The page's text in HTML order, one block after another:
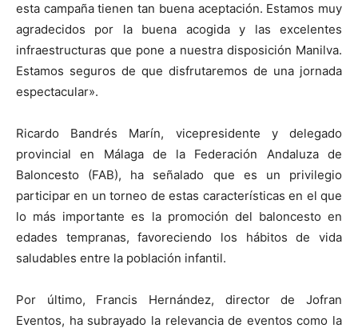
esta campaña tienen tan buena aceptación. Estamos muy
agradecidos por la buena acogida y las excelentes
infraestructuras que pone a nuestra disposición Manilva.
Estamos seguros de que disfrutaremos de una jornada
espectacular».
Ricardo Bandrés Marín, vicepresidente y delegado
provincial en Málaga de la Federación Andaluza de
Baloncesto (FAB), ha señalado que es un privilegio
participar en un torneo de estas características en el que
lo más importante es la promoción del baloncesto en
edades tempranas, favoreciendo los hábitos de vida
saludables entre la población infantil.
Por último, Francis Hernández, director de Jofran
Eventos, ha subrayado la relevancia de eventos como la